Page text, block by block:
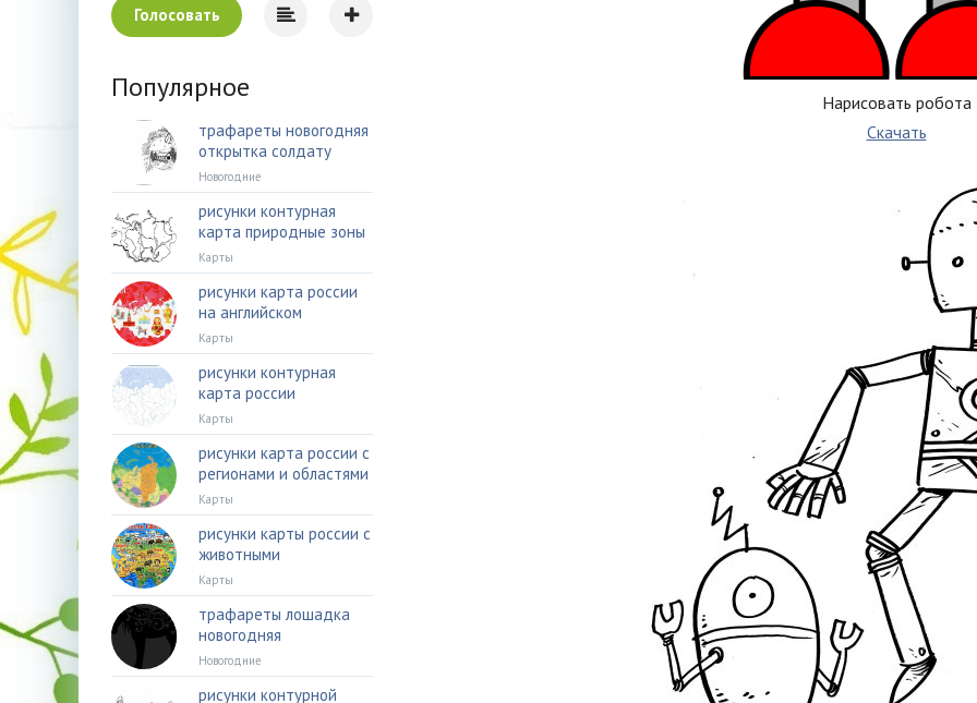
Нарисовать робота
Скачать
Голосовать
Популярное
трафареты новогодняя
открытка солдату
Новогодние
рисунки контурная
карта природные зоны
Карты
рисунки карта россии
на английском
Карты
рисунки контурная
карта россии
Карты
рисунки карта россии с
регионами и областями
Карты
рисунки карты россии с
животными
Карты
трафареты лошадка
новогодняя
Новогодние
рисунки контурной